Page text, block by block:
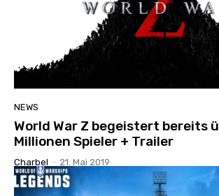
NEWS
World War Z begeistert bereits
Millionen Spieler + Trailer
Charbel - 21. Mai 2019